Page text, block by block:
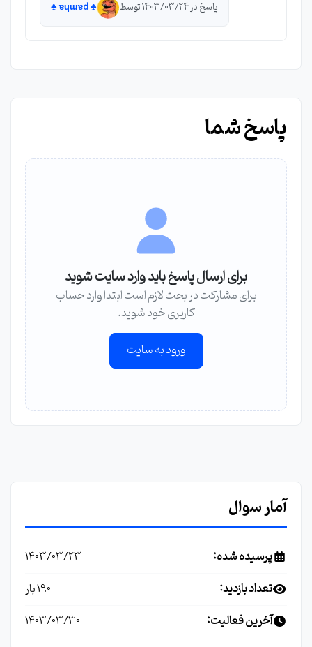
پاسخ در 1403/03/24 توسط ♣︎ ɐɥɯɐd ♣︎
پاسخ شما
برای ارسال پاسخ باید وارد سایت شوید
برای مشارکت در بحث لازم است ابتدا وارد حساب
کاربری خود شوید.
ورود به سایت
آمار سوال
پرسیده شده: 1403/03/23
تعداد بازدید: 190 بار
آخرین فعالیت: 1403/03/30